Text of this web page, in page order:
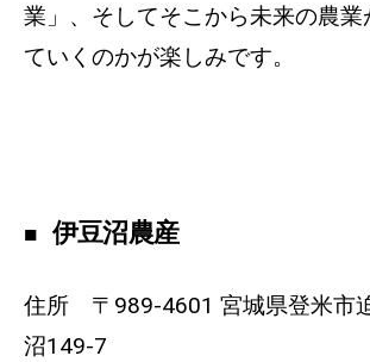
業」、そしてそこから未来の農業
ていくのかが楽しみです。
伊豆沼農産
住所 〒989-4601 宮城県登米市
沼149-7